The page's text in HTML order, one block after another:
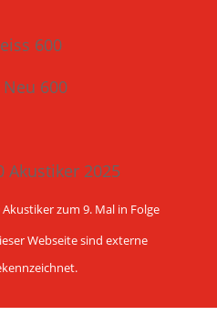
zum 9. Mal in Folge
Webseite sind externe